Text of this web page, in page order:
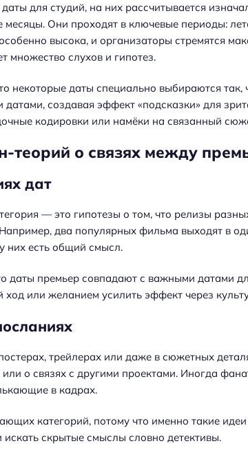
для студий, на них рассчитывается
Они проходят в ключевые периоды:
высока, и организаторы стремятся
множество слухов и гипотез.
некоторые даты специально выбираются
создавая эффект «подсказки» для
кодировки или намёки на связанный
теорий о связях между
дат
— это гипотезы о том, что релизы
два популярных фильма выходят в
них есть общий смысл.
даты премьер совпадают с важными датами
ход или желанием усилить эффект через
трейлерах или даже в сюжетных
о связях с другими проектами. Иногда
в кадрах.
категорий, потому что именно такие
скрытые смыслы словно детективы.
и